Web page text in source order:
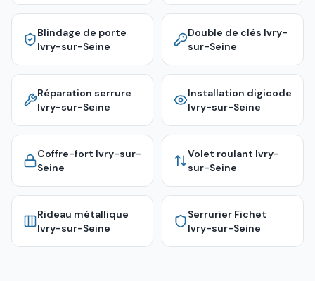
Blindage de porte
Ivry-sur-Seine
Double de clés Ivry-
sur-Seine
Réparation serrure
Ivry-sur-Seine
Installation digicode
Ivry-sur-Seine
Coffre-fort Ivry-sur-
Seine
Volet roulant Ivry-
sur-Seine
Rideau métallique
Ivry-sur-Seine
Serrurier Fichet
Ivry-sur-Seine